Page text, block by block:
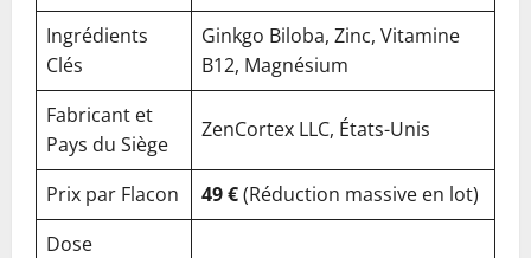
Ingrédients
Clés
Ginkgo Biloba, Zinc, Vitamine
B12, Magnésium
Fabricant et
Pays du Siège
ZenCortex LLC, États-Unis
Prix par Flacon 49 €(Réduction massive en lot)
Dose